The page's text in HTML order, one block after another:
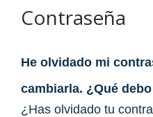
Contraseña
He olvidado mi
cambiarla. ¿Qué
¿Has olvidado tu